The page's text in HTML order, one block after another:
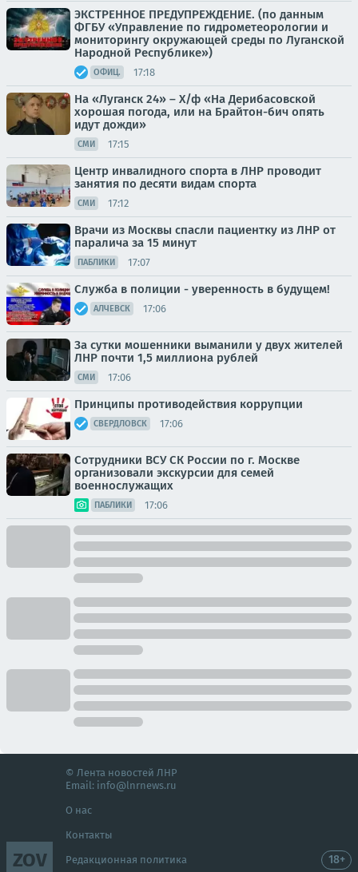
ЭКСТРЕННОЕ ПРЕДУПРЕЖДЕНИЕ. (по данным
ФГБУ «Управление по гидрометеорологии и
мониторингу окружающей среды по Луганской
Народной Республике»)
ОФИЦ. 17:18
На «Луганск 24» – Х/ф «На Дерибасовской
хорошая погода, или на Брайтон-бич опять
идут дожди»
СМИ 17:15
Центр инвалидного спорта в ЛНР проводит
занятия по десяти видам спорта
СМИ 17:12
Врачи из Москвы спасли пациентку из ЛНР от
паралича за 15 минут
ПАБЛИКИ 17:07
Служба в полиции - уверенность в будущем!
АЛЧЕВСК 17:06
За сутки мошенники выманили у двух жителей
ЛНР почти 1,5 миллиона рублей
СМИ 17:06
Принципы противодействия коррупции
СВЕРДЛОВСК 17:06
Сотрудники ВСУ СК России по г. Москве
организовали экскурсии для семей
военнослужащих
ПАБЛИКИ 17:06
ZOV
© Лента новостей ЛНР
Email: info@lnrnews.ru
О нас
Контакты
Редакционная политика 18+